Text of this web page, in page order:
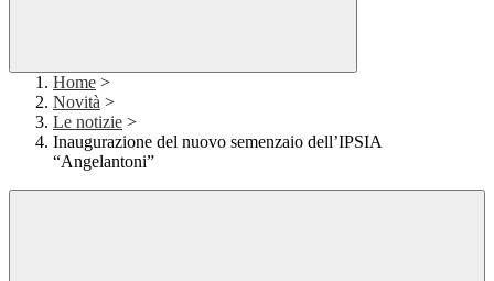
Home >
Novità >
Le notizie >
Inaugurazione del nuovo semenzaio dell’IPSIA
“Angelantoni”